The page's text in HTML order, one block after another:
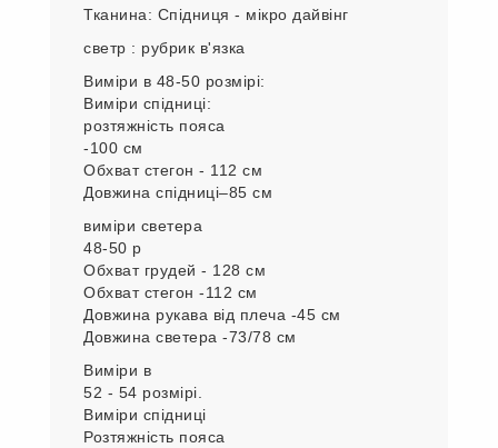
Тканина: Спідниця - мікро дайвінг
светр : рубрик в'язка
Виміри в 48-50 розмірі:
Виміри спідниці:
розтяжність пояса
-100 см
Обхват стегон - 112 см
Довжина спідниці–85 см
виміри светера
48-50 р
Обхват грудей - 128 см
Обхват стегон -112 см
Довжина рукава від плеча -45 см
Довжина светера -73/78 см
Виміри в
52 - 54 розмірі.
Виміри спідниці
Розтяжність пояса